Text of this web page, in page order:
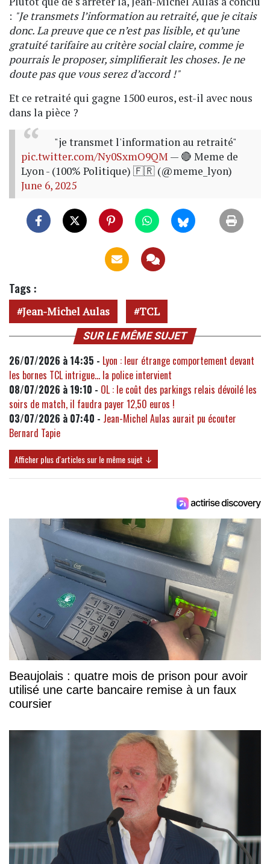
: "Je transmets l’information au retraité, que je citais
donc. La preuve que ce n’est pas lisible, et qu’une
gratuité tarifaire au critère social claire, comme je
pourrais le proposer, simplifierait les choses. Je ne
doute pas que vous serez d’accord !"
Et ce retraité qui gagne 1500 euros, est-il avec nous
dans la pièce ?
"je transmet l'information au retraité"
pic.twitter.com/Ny0SxmO9QM — 🔴 Meme de
Lyon - (100% Politique) 🇫🇷 (@meme_lyon)
June 6, 2025
Tags :
Jean-Michel Aulas TCL
SUR LE MÊME SUJET
26/07/2026 à 14:35 - Lyon : leur étrange comportement devant
les bornes TCL intrigue... la police intervient
08/07/2026 à 19:10 - OL : le coût des parkings relais dévoilé les
soirs de match, il faudra payer 12,50 euros !
03/07/2026 à 07:40 - Jean-Michel Aulas aurait pu écouter
Bernard Tapie
Afficher plus d'articles sur le même sujet ↓
Beaujolais : quatre mois de prison pour avoir
utilisé une carte bancaire remise à un faux
coursier